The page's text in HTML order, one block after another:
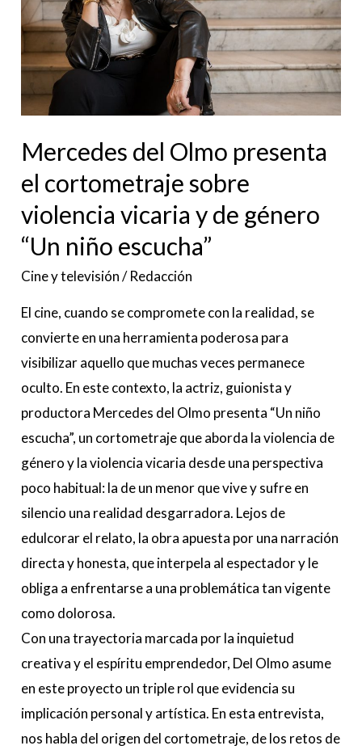
Mercedes del Olmo presenta
el cortometraje sobre
violencia vicaria y de género
“Un niño escucha”
Cine y televisión/Redacción
El cine, cuando se compromete con la realidad, se
convierte en una herramienta poderosa para
visibilizar aquello que muchas veces permanece
oculto. En este contexto, la actriz, guionista y
productora Mercedes del Olmo presenta “Un niño
escucha”, un cortometraje que aborda la violencia de
género y la violencia vicaria desde una perspectiva
poco habitual: la de un menor que vive y sufre en
silencio una realidad desgarradora. Lejos de
edulcorar el relato, la obra apuesta por una narración
directa y honesta, que interpela al espectador y le
obliga a enfrentarse a una problemática tan vigente
como dolorosa.
Con una trayectoria marcada por la inquietud
creativa y el espíritu emprendedor, Del Olmo asume
en este proyecto un triple rol que evidencia su
implicación personal y artística. En esta entrevista,
nos habla del origen del cortometraje, de los retos de
cortometraje
sobre
violencia
vicaria
y
de
género
“Un
niño